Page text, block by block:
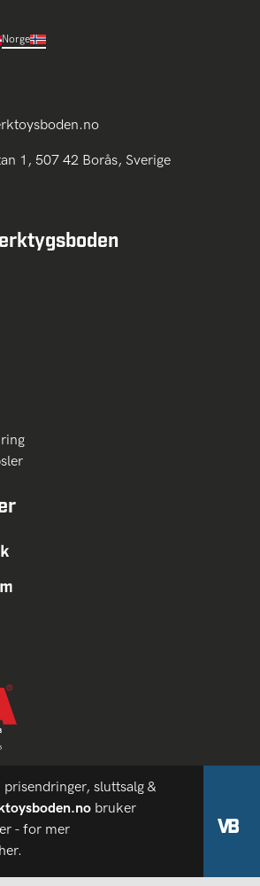
Norge
1, 507 42 Borås, Sverige
sluttsalg &
bruker
- for mer